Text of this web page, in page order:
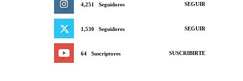
4,251 Seguidores SEGUIR
1,530 Seguidores SEGUIR
64 Suscriptores SUSCRIBIRTE